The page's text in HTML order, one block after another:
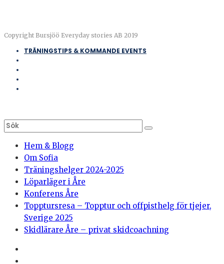
Copyright Bursjöö Everyday stories AB 2019
TRÄNINGSTIPS & KOMMANDE EVENTS
Hem & Blogg
Om Sofia
Träningshelger 2024-2025
Löparläger i Åre
Konferens Åre
Topptursresa – Topptur och offpisthelg för tjejer,
Sverige 2025
Skidlärare Åre – privat skidcoachning